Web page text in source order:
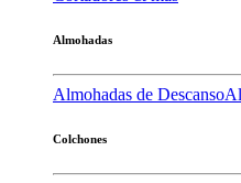
Almohadas
Almohadas de Descanso
Colchones